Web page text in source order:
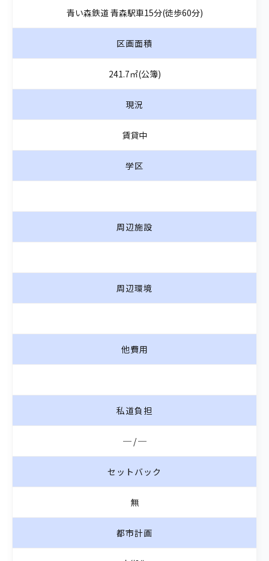
青い森鉄道 青森駅車15分(徒歩60分)
区画面積
241.7㎡(公簿)
現況
賃貸中
学区
周辺施設
周辺環境
他費用
私道負担
─ / ─
セットバック
無
都市計画